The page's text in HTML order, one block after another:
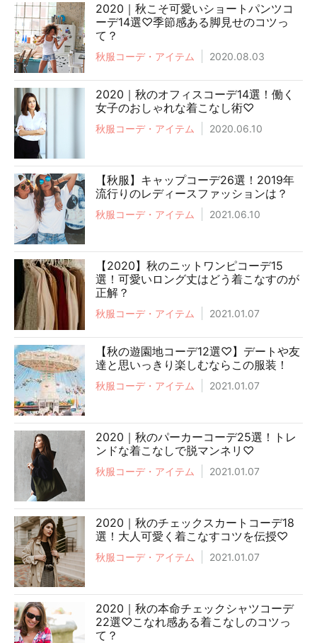
2020｜秋こそ可愛いショートパンツコ
ーデ14選♡季節感ある脚見せのコツっ
て？
秋服コーデ・アイテム 2020.08.03
2020｜秋のオフィスコーデ14選！働く
女子のおしゃれな着こなし術♡
秋服コーデ・アイテム 2020.06.10
【秋服】キャップコーデ26選！2019年
流行りのレディースファッションは？
秋服コーデ・アイテム 2021.06.10
【2020】秋のニットワンピコーデ15
選！可愛いロング丈はどう着こなすのが
正解？
秋服コーデ・アイテム 2021.01.07
【秋の遊園地コーデ12選♡】デートや友
達と思いっきり楽しむならこの服装！
秋服コーデ・アイテム 2021.01.07
2020｜秋のパーカーコーデ25選！トレ
ンドな着こなしで脱マンネリ♡
秋服コーデ・アイテム 2021.01.07
2020｜秋のチェックスカートコーデ18
選！大人可愛く着こなすコツを伝授♡
秋服コーデ・アイテム 2021.01.07
2020｜秋の本命チェックシャツコーデ
22選♡こなれ感ある着こなしのコツっ
て？